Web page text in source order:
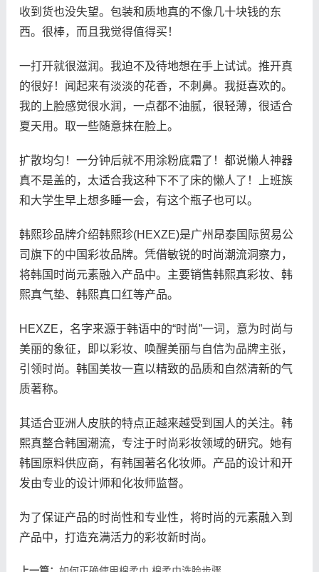
收到货也没失望。包装和质地真的不像几十块钱的东
西。很棒，而且我觉得值得买！
一打开就很滋润。我迫不及待地想在手上试试。推开真
的很好！闻起来有淡淡的花香，不刺鼻。我挺喜欢的。
我的上脸感觉很水润，一点都不油腻，很轻薄，很适合
夏天用。取一些随意抹在脸上。
扩散均匀！一分钟后就不用涂粉底霜了！都说懒人神器
真不是盖的，太适合我这种下不了床的懒人了！上班族
和大学生早上想多睡一会，有这个瓶子也可以。
韩熙珍品牌介绍韩熙珍(HEXZE)是广州昂泰国际贸易公
司旗下的中国彩妆品牌。凭借敏锐的时尚潮流洞察力，
将韩国时尚元素融入产品中。主要销售韩熙真彩妆、韩
熙真气垫、韩熙真口红等产品。
HEXZE，名字来源于韩语中的“时尚”一词，意为时尚与
美丽的象征，即以彩妆、唤醒美丽与自信为品牌主张，
引领时尚。韩国美妆一直以精致的品质和自然清新的气
质著称。
其适合亚洲人皮肤的特点正越来越受到国人的关注。韩
熙真整合韩国潮流，专注于时尚彩妆领域的研究。她有
韩国原料供应商，有韩国著名化妆师。产品的设计和开
发由专业的设计师和化妆师监督。
为了保证产品的时尚性和专业性，将时尚的元素融入到
产品中，打造充满活力的彩妆新时尚。